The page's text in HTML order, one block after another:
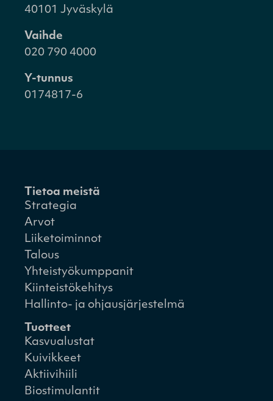
40101 Jyväskylä
Vaihde
020 790 4000
Y-tunnus
0174817-6
Tietoa meistä
Strategia
Arvot
Liiketoiminnot
Talous
Yhteistyökumppanit
Kiinteistökehitys
Hallinto- ja ohjausjärjestelmä
Tuotteet
Kasvualustat
Kuivikkeet
Aktiivihiili
Biostimulantit